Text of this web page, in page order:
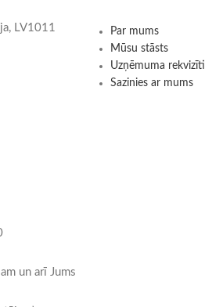
LV1011
un arī Jums
Par mums
Mūsu stāsts
Uzņēmuma rekvizīti
Sazinies ar mums